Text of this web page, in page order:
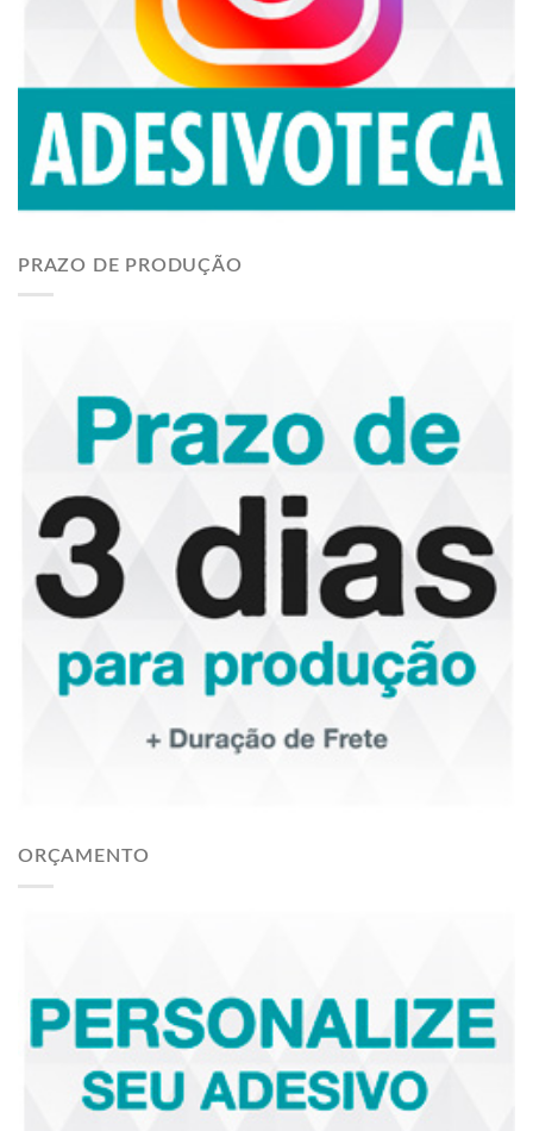
PRAZO DE PRODUÇÃO
ORÇAMENTO